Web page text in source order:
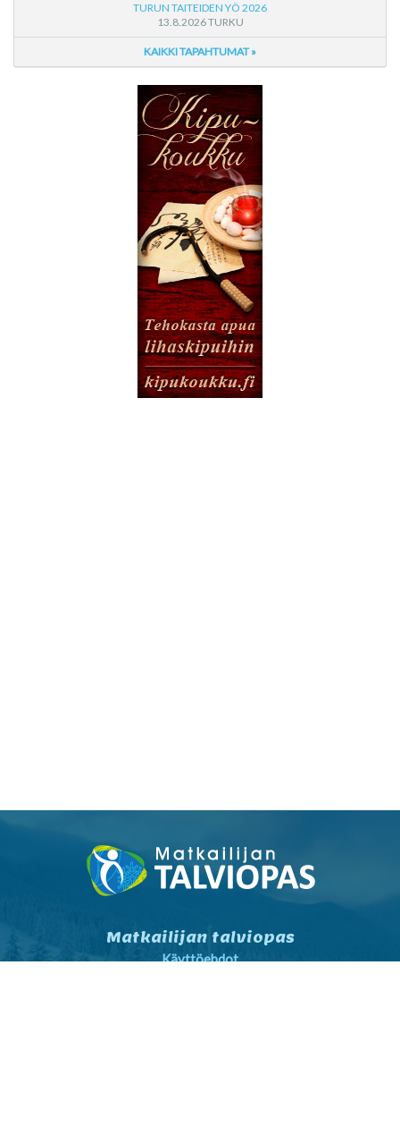
TURUN TAITEIDEN YÖ 2026
13.8.2026 TURKU
KAIKKI TAPAHTUMAT »
Matkailijan talviopas
Käyttöehdot